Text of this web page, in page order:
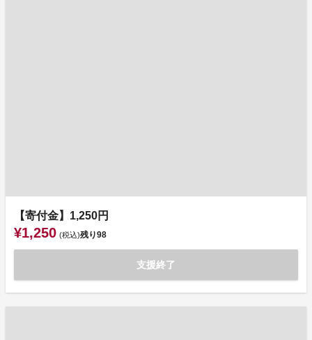
【寄付金】1,250円
¥1,250 (税込)残り98
支援終了